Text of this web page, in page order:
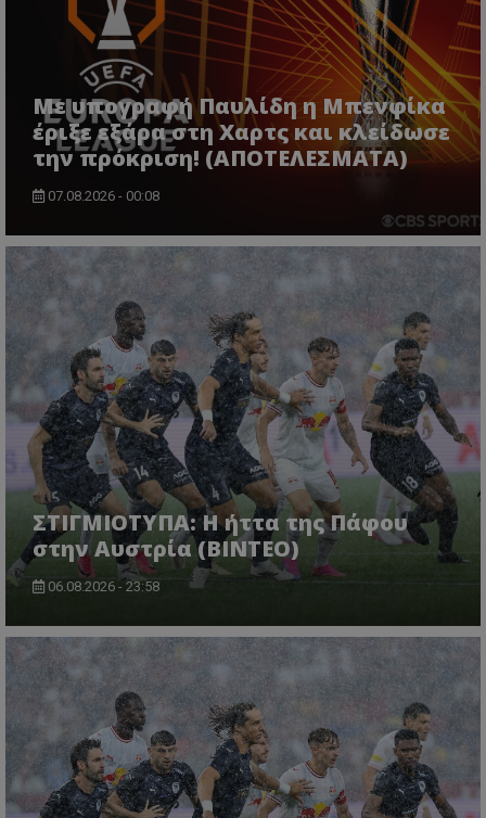
Με υπογραφή Παυλίδη η Μπενφίκα
έριξε εξάρα στη Χαρτς και κλείδωσε
την πρόκριση! (ΑΠΟΤΕΛΕΣΜΑΤΑ)
07.08.2026 - 00:08
ΣΤΙΓΜΙΟΤΥΠΑ: Η ήττα της Πάφου
στην Αυστρία (ΒΙΝΤΕΟ)
06.08.2026 - 23:58